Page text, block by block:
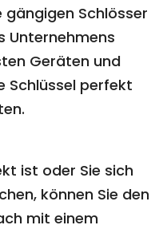
gängigen Schlösser
Unternehmens
Geräten und
Schlüssel perfekt
ist oder Sie sich
können Sie den
mit einem